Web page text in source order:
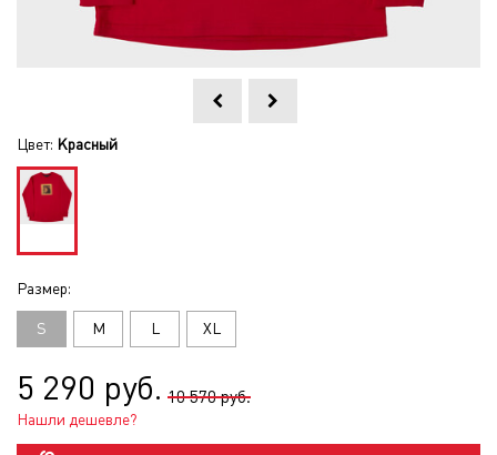
Цвет: Красный
Размер:
S M L XL
5 290 руб. 10 570 руб.
Нашли дешевле?